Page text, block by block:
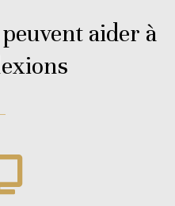
aider à